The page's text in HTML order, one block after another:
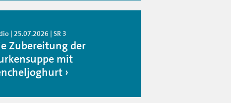
| 25.07.2026 | SR 3
Zubereitung der
mit